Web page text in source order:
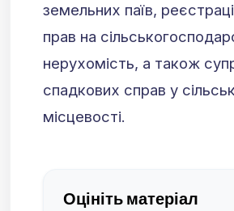
земельних паїв,
прав на
нерухомість, а також
спадкових справ у
місцевості.
Оцініть матеріал